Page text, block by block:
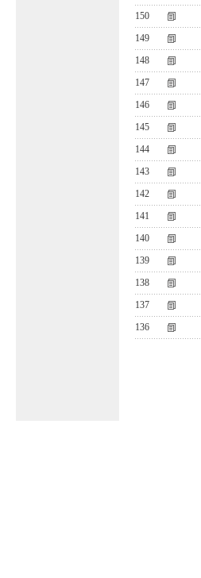
150
149
148
147
146
145
144
143
142
141
140
139
138
137
136